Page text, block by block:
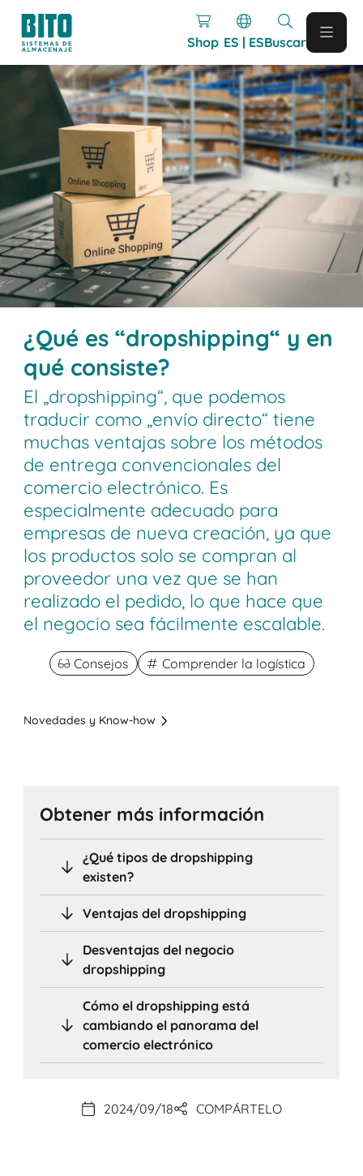
Shop ES | ESBuscar
¿Qué es “dropshipping“ y en
qué consiste?
El „dropshipping“, que podemos
traducir como „envío directo“ tiene
muchas ventajas sobre los métodos
de entrega convencionales del
comercio electrónico. Es
especialmente adecuado para
empresas de nueva creación, ya que
los productos solo se compran al
proveedor una vez que se han
realizado el pedido, lo que hace que
el negocio sea fácilmente escalable.
Consejos Comprender la logística
Novedades y Know-how
Obtener más información
¿Qué tipos de dropshipping
existen?
Ventajas del dropshipping
Desventajas del negocio
dropshipping
Cómo el dropshipping está
cambiando el panorama del
comercio electrónico
2024/09/18 COMPÁRTELO